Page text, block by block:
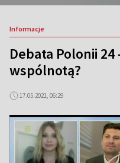
Informacje
Debata Polonii
wspólnotą?
17.05.2021, 06:29